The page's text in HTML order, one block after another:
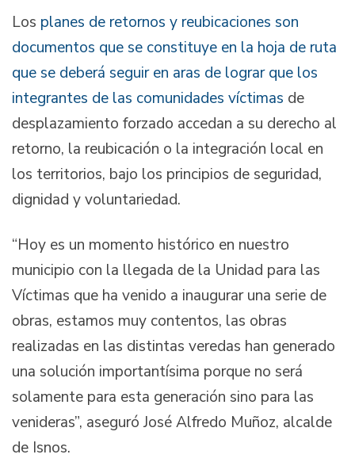
Los planes de retornos y reubicaciones son
documentos que se constituye en la hoja de ruta
que se deberá seguir en aras de lograr que los
integrantes de las comunidades víctimas de
desplazamiento forzado accedan a su derecho al
retorno, la reubicación o la integración local en
los territorios, bajo los principios de seguridad,
dignidad y voluntariedad.
“Hoy es un momento histórico en nuestro
municipio con la llegada de la Unidad para las
Víctimas que ha venido a inaugurar una serie de
obras, estamos muy contentos, las obras
realizadas en las distintas veredas han generado
una solución importantísima porque no será
solamente para esta generación sino para las
venideras”, aseguró José Alfredo Muñoz, alcalde
de Isnos.